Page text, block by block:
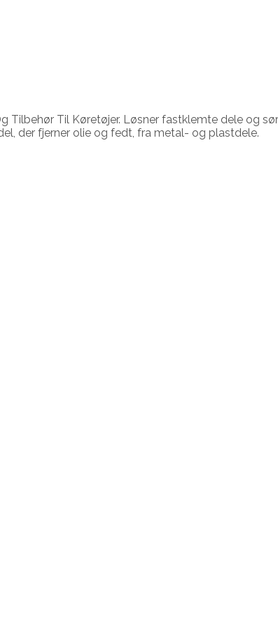
Til Køretøjer. Løsner fastklemte dele og
der fjerner olie og fedt, fra metal- og plastdele.